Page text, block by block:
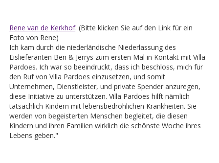
Rene van de Kerkhof: (Bitte klicken Sie auf den Link für ein
Foto von Rene)
Ich kam durch die niederländische Niederlassung des
Eislieferanten Ben & Jerrys zum ersten Mal in Kontakt mit Villa
Pardoes. Ich war so beeindruckt, dass ich beschloss, mich für
den Ruf von Villa Pardoes einzusetzen, und somit
Unternehmen, Dienstleister, und private Spender anzuregen,
diese Initiative zu unterstützen. Villa Pardoes hilft nämlich
tatsächlich Kindern mit lebensbedrohlichen Krankheiten. Sie
werden von begeisterten Menschen begleitet, die diesen
Kindern und ihren Familien wirklich die schönste Woche ihres
Lebens geben."